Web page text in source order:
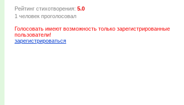
Рейтинг стихотворения: 5.0
1 человек проголосовал
Голосовать имеют возможность только зарегистрированные
пользователи!
зарегистрироваться